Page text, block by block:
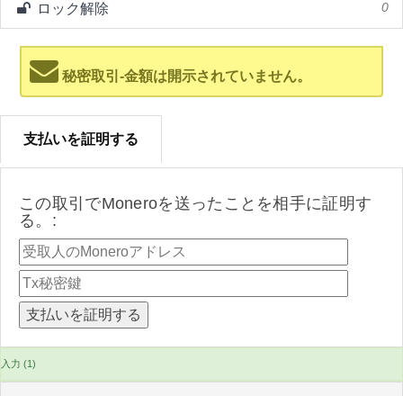
ロック解除 0
秘密取引-金額は開示されていません。
支払いを証明する
この取引でMoneroを送ったことを相手に証明す
る。:
入力 (1)